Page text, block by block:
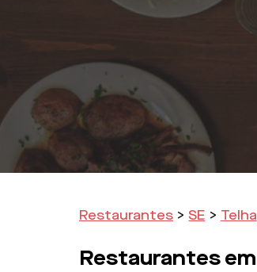
Restaurantes > SE > Telha
Restaurantes em